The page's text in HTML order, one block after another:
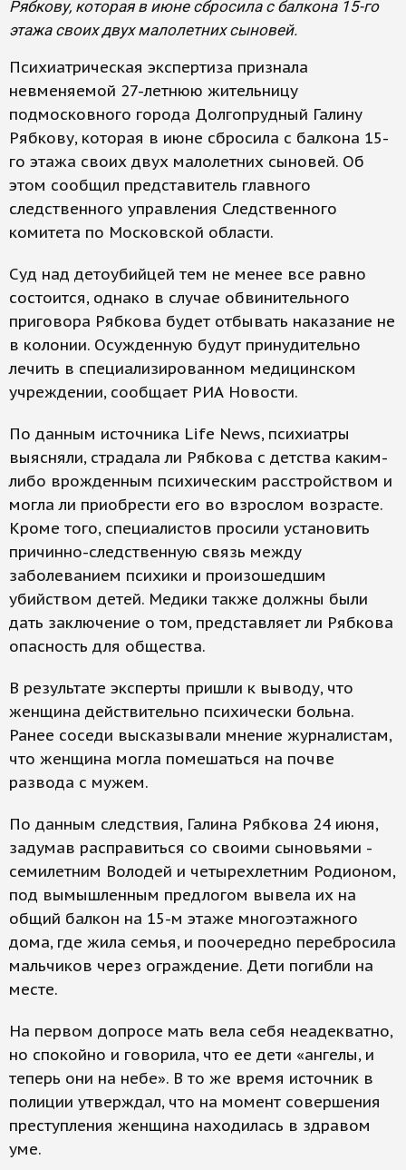
Рябкову, которая в июне сбросила с балкона 15-го
этажа своих двух малолетних сыновей.
Психиатрическая экспертиза признала
невменяемой 27-летнюю жительницу
подмосковного города Долгопрудный Галину
Рябкову, которая в июне сбросила с балкона 15-
го этажа своих двух малолетних сыновей. Об
этом сообщил представитель главного
следственного управления Следственного
комитета по Московской области.
Суд над детоубийцей тем не менее все равно
состоится, однако в случае обвинительного
приговора Рябкова будет отбывать наказание не
в колонии. Осужденную будут принудительно
лечить в специализированном медицинском
учреждении, сообщает РИА Новости.
По данным источника Life News, психиатры
выясняли, страдала ли Рябкова с детства каким-
либо врожденным психическим расстройством и
могла ли приобрести его во взрослом возрасте.
Кроме того, специалистов просили установить
причинно-следственную связь между
заболеванием психики и произошедшим
убийством детей. Медики также должны были
дать заключение о том, представляет ли Рябкова
опасность для общества.
В результате эксперты пришли к выводу, что
женщина действительно психически больна.
Ранее соседи высказывали мнение журналистам,
что женщина могла помешаться на почве
развода с мужем.
По данным следствия, Галина Рябкова 24 июня,
задумав расправиться со своими сыновьями -
семилетним Володей и четырехлетним Родионом,
под вымышленным предлогом вывела их на
общий балкон на 15-м этаже многоэтажного
дома, где жила семья, и поочередно перебросила
мальчиков через ограждение. Дети погибли на
месте.
На первом допросе мать вела себя неадекватно,
но спокойно и говорила, что ее дети «ангелы, и
теперь они на небе». В то же время источник в
полиции утверждал, что на момент совершения
преступления женщина находилась в здравом
уме.